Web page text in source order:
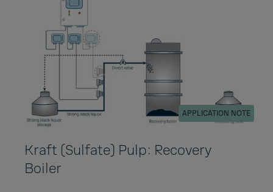
APPLICATION NOTE
Kraft (Sulfate) Pulp: Recovery
Boiler